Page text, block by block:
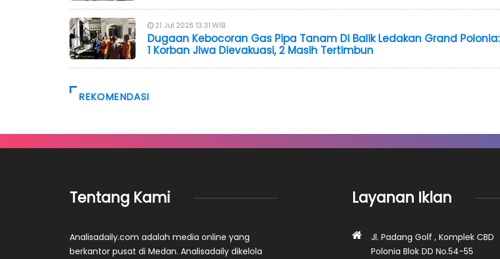
21 Jul 2026 13:31 WIB
Dugaan Kebocoran Gas Pipa Tanam Di Balik Ledakan Grand Polonia:
1 Korban Jiwa Dievakuasi, 2 Masih Tertimbun
REKOMENDASI
Tentang Kami
Analisadaily.com adalah media online yang
berkantor pusat di Medan. Analisadaily dikelola
Layanan Iklan
Jl. Padang Golf , Komplek CBD
Polonia Blok DD No.54-55